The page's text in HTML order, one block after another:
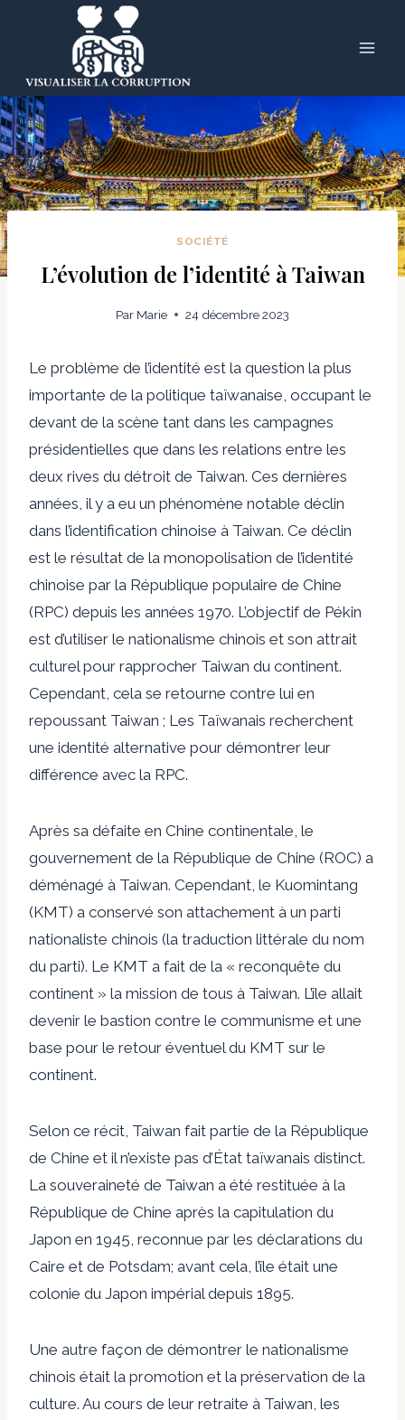
SOCIÉTÉ
L’évolution de l’identité à Taiwan
Par Marie 24 décembre 2023
Le problème de l’identité est la question la plus
importante de la politique taïwanaise, occupant le
devant de la scène tant dans les campagnes
présidentielles que dans les relations entre les
deux rives du détroit de Taiwan. Ces dernières
années, il y a eu un phénomène notable déclin
dans l’identification chinoise à Taiwan. Ce déclin
est le résultat de la monopolisation de l’identité
chinoise par la République populaire de Chine
(RPC) depuis les années 1970. L’objectif de Pékin
est d’utiliser le nationalisme chinois et son attrait
culturel pour rapprocher Taiwan du continent.
Cependant, cela se retourne contre lui en
repoussant Taiwan ; Les Taïwanais recherchent
une identité alternative pour démontrer leur
différence avec la RPC.
Après sa défaite en Chine continentale, le
gouvernement de la République de Chine (ROC) a
déménagé à Taiwan. Cependant, le Kuomintang
(KMT) a conservé son attachement à un parti
nationaliste chinois (la traduction littérale du nom
du parti). Le KMT a fait de la « reconquête du
continent » la mission de tous à Taiwan. L’île allait
devenir le bastion contre le communisme et une
base pour le retour éventuel du KMT sur le
continent.
Selon ce récit, Taiwan fait partie de la République
de Chine et il n’existe pas d’État taïwanais distinct.
La souveraineté de Taiwan a été restituée à la
République de Chine après la capitulation du
Japon en 1945, reconnue par les déclarations du
Caire et de Potsdam; avant cela, l’île était une
colonie du Japon impérial depuis 1895.
Une autre façon de démontrer le nationalisme
chinois était la promotion et la préservation de la
culture. Au cours de leur retraite à Taiwan, les